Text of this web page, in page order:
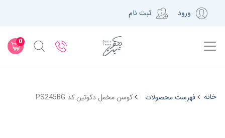
ورود ثبت نام
0
خانه فهرست محصولات کوسن مخمل دکوتین کد PS245BG